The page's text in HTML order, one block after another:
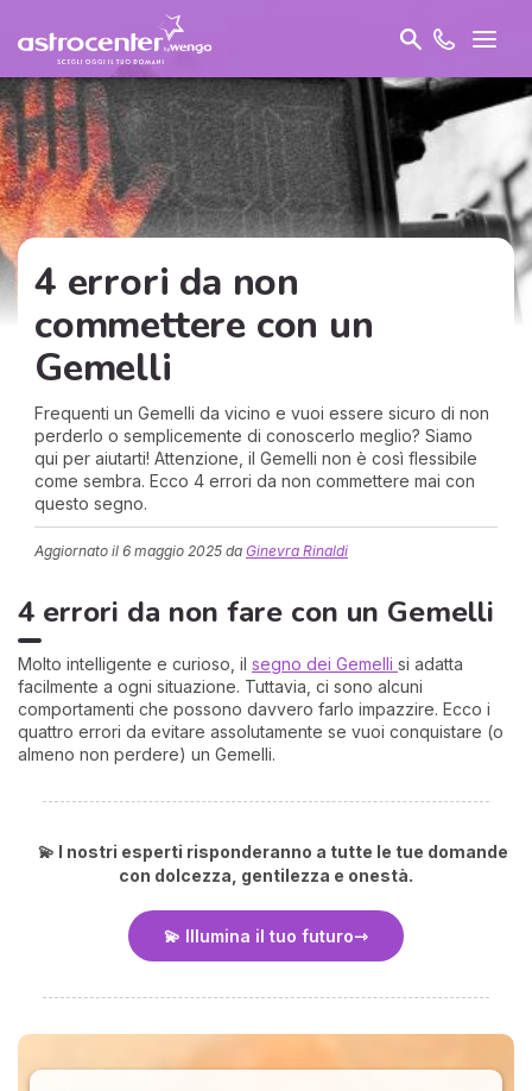
4 errori da non
commettere con un
Gemelli
Frequenti un Gemelli da vicino e vuoi essere sicuro di non
perderlo o semplicemente di conoscerlo meglio? Siamo
qui per aiutarti! Attenzione, il Gemelli non è così flessibile
come sembra. Ecco 4 errori da non commettere mai con
questo segno.
Aggiornato il 6 maggio 2025 da Ginevra Rinaldi
4 errori da non fare con un Gemelli
Molto intelligente e curioso, il segno dei Gemelli si adatta
facilmente a ogni situazione. Tuttavia, ci sono alcuni
comportamenti che possono davvero farlo impazzire. Ecco i
quattro errori da evitare assolutamente se vuoi conquistare (o
almeno non perdere) un Gemelli.
💫 I nostri esperti risponderanno a tutte le tue domande
con dolcezza, gentilezza e onestà.
💫 Illumina il tuo futuro